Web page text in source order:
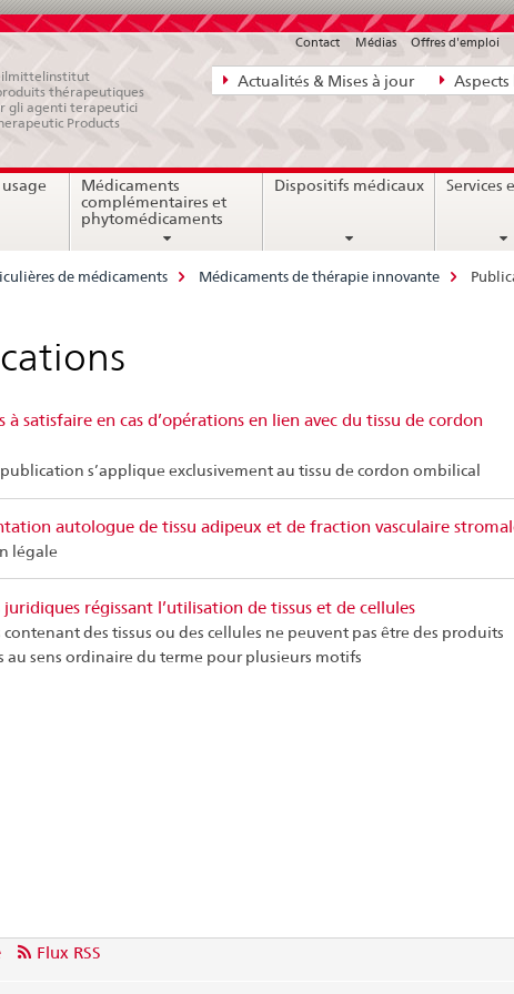
Navigation
directe:
bases
juridiques,
contact
Actualités & Mises à jour
Contact Médias Offres d'emploi
thérapeutiques
gli agenti terapeutici
Products
Médicaments
complémentaires et
phytomédicaments
Dispositifs médicaux Services
de médicaments Médicaments de thérapie innovante
à satisfaire en cas d’opérations en lien avec du tissu de cordon
s’applique exclusivement au tissu de cordon ombilical
autologue de tissu adipeux et de fraction vasculaire
légale
juridiques régissant l’utilisation de tissus et de cellules
contenant des tissus ou des cellules ne peuvent pas être des produits
au sens ordinaire du terme pour plusieurs motifs
Flux RSS